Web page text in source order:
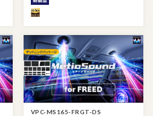
VPC-MS165-FRGT-DS